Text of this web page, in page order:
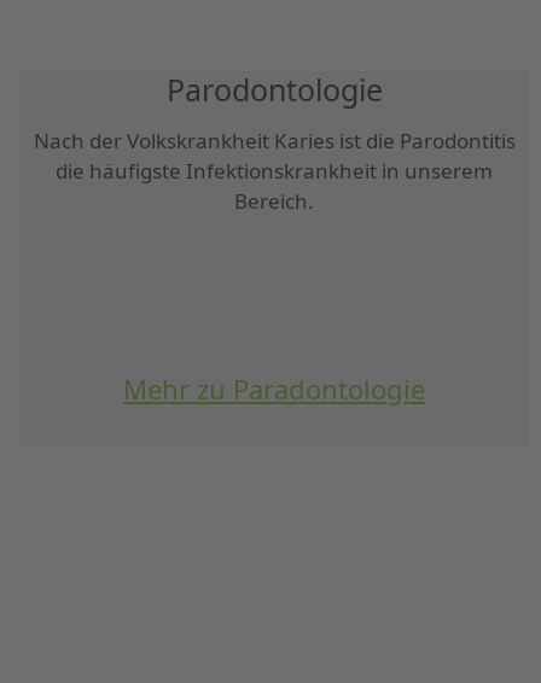
Parodontologie
Nach der Volkskrankheit Karies ist die Parodontitis
die häufigste Infektionskrankheit in unserem
Bereich.
Mehr zu Paradontologie